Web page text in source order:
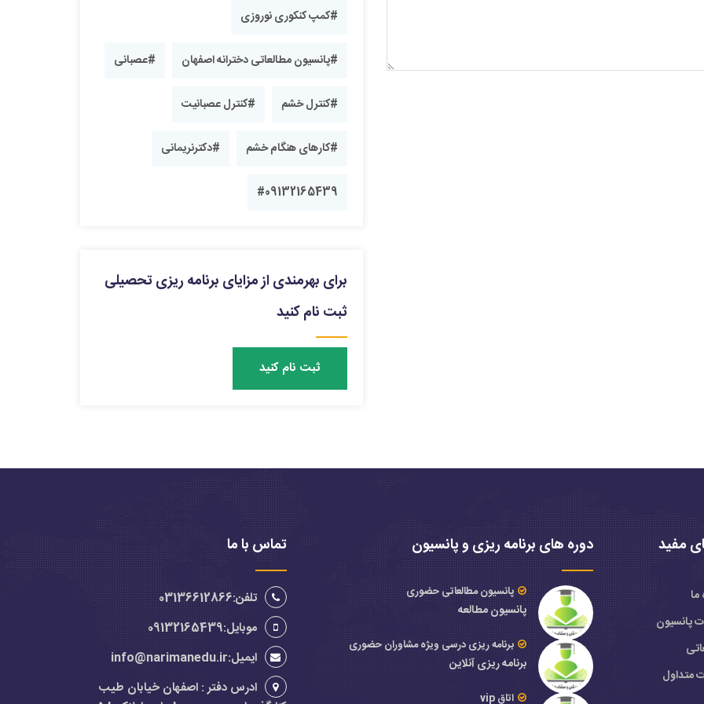
#کمپ کنکوری نوروزی
#پانسیون مطالعاتی دخترانه اصفهان #عصبانی
#کنترل خشم #کنترل عصبانیت
#کارهای هنگام خشم #دکترنریمانی
#09132165439
برای بهرمندی از مزایای برنامه ریزی تحصیلی
ثبت نام کنید
ثبت نام کنید
مفید
ما
پانسیون
متداول
دوره های برنامه ریزی و پانسیون
پانسیون مطالعاتی حضوری
پانسیون مطالعه
برنامه ریزی درسی ویژه مشاوران حضوری
برنامه ریزی آنلاین
اتاق vip
تماس با ما
تلفن:03136612866
موبایل:09132165439
ایمیل:info@narimanedu.ir
ادرس دفتر : اصفهان خیابان طیب